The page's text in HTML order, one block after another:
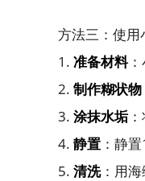
方法三：使用
1. 准备材料：
2. 制作糊状物
3. 涂抹水垢：
4. 静置 ：静
5. 清洗：用海